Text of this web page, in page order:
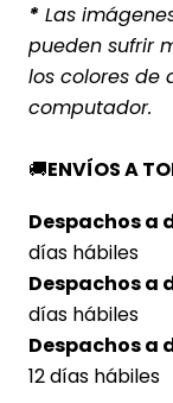
* Las
pueden sufrir
los colores
computador.
🚚ENVÍOS A
Despachos a
días hábiles
Despachos a
días hábiles
Despachos a
12 días hábiles